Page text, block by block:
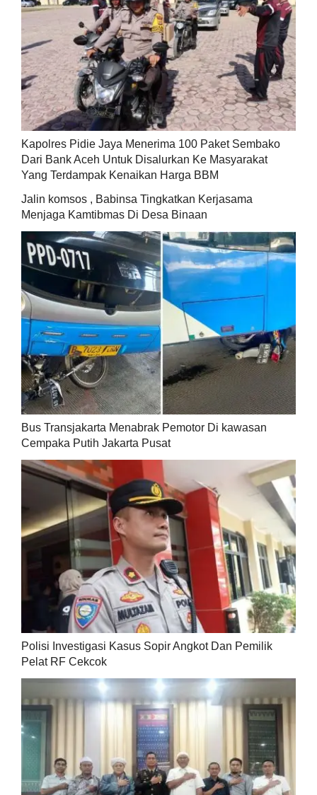
Kapolres Pidie Jaya Menerima 100 Paket Sembako
Dari Bank Aceh Untuk Disalurkan Ke Masyarakat
Yang Terdampak Kenaikan Harga BBM
Jalin komsos , Babinsa Tingkatkan Kerjasama
Menjaga Kamtibmas Di Desa Binaan
Bus Transjakarta Menabrak Pemotor Di kawasan
Cempaka Putih Jakarta Pusat
Polisi Investigasi Kasus Sopir Angkot Dan Pemilik
Pelat RF Cekcok